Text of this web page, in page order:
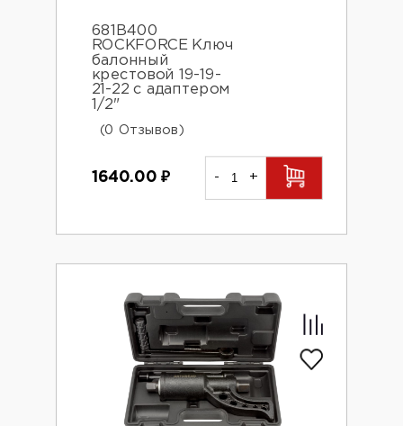
681B400
ROCKFORCE Ключ
балонный
крестовой 19-19-
21-22 с адаптером
1/2"
(0 Отзывов)
1640.00₽ - +